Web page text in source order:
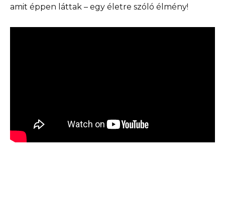
amit éppen láttak – egy életre szóló élmény!